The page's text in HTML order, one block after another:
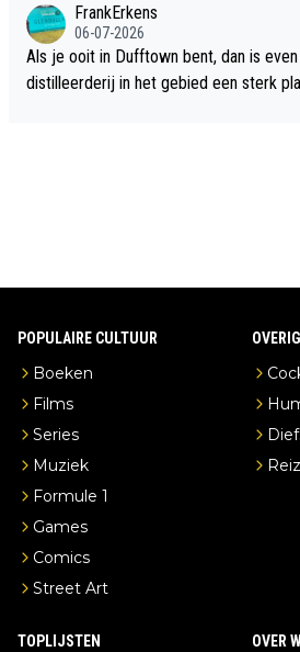
FrankErkens
06-07-2026
Als je ooit in Dufftown bent, dan is
distilleerderij in het gebied een sterk plan. Of beter nog;
POPULAIRE CULTUUR
Boeken
Films
Series
Muziek
Formule 1
Games
Comics
Street Art
OVERIG
TOPLIJSTEN OVER